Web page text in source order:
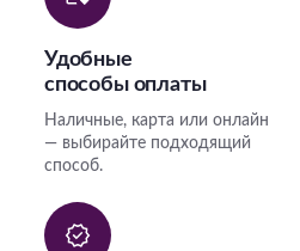
Удобные
способы оплаты
Наличные, карта или онлайн
— выбирайте подходящий
способ.